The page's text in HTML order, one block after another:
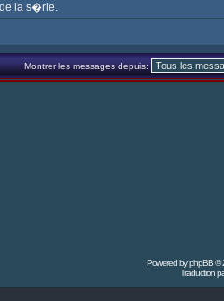
la s�rie.
Montrer les messages depuis:
Powered byphpBB©
Traduction